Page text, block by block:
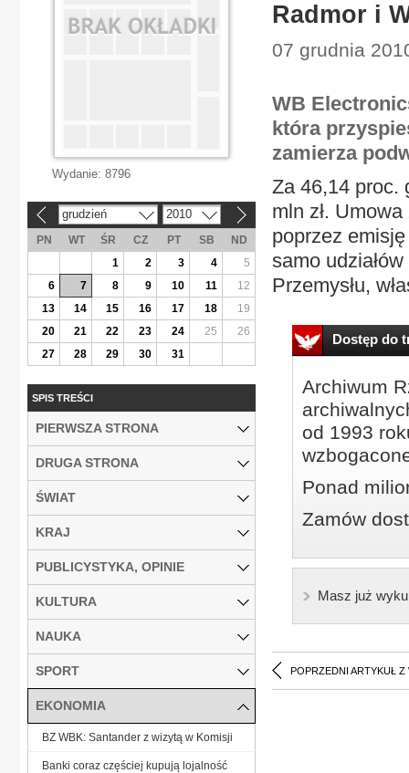
Radmor i
07 grudnia
WB
która
zamierza
Za 46,14 proc.
mln zł.
poprzez
samo
Przemysłu,
Dostęp do
Archiwum
od 1993
Ponad
Zamów
Masz już
POPRZEDNI ARTYKUŁ Z
Wydanie: 8796
grudzień 2010
PN WT ŚR CZ PT SB
ND
1
2 3 4
5
6
7 8 9 10 11
12
13
14 15 16 17 18
19
20
21 22 23 24 25
26
27
28 29 30 31
SPIS TREŚCI
PIERWSZA STRONA
DRUGA STRONA
ŚWIAT
KRAJ
PUBLICYSTYKA, OPINIE
KULTURA
NAUKA
SPORT
EKONOMIA
BZ WBK: Santander z wizytą w Komisji
Banki coraz częściej kupują lojalność